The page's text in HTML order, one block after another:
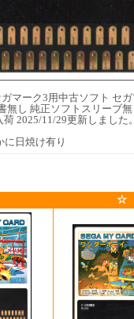
ガマーク3用中古ソフト セ
無し 純正ソフトスリーブ
荷 2025/11/29更新しました
日焼け有り
☆